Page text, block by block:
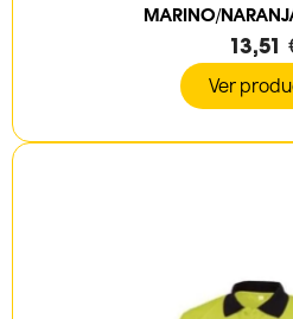
MARINO/
13,51
Ver